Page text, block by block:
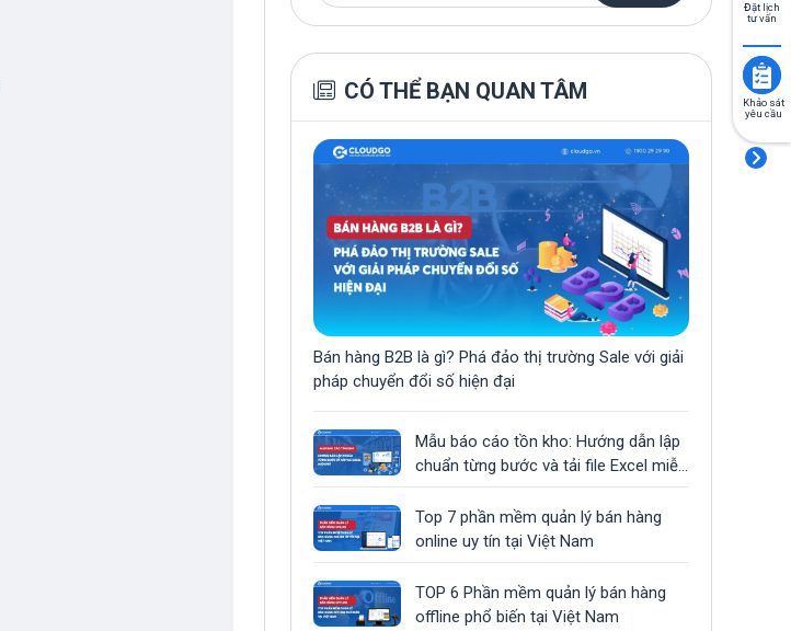
CÓ THỂ BẠN QUAN TÂM
Bán hàng B2B là gì? Phá đảo thị trường Sale với giải
pháp chuyển đổi số hiện đại
Mẫu báo cáo tồn kho: Hướng dẫn lập
chuẩn từng bước và tải file Excel miễn
Top 7 phần mềm quản lý bán hàng
online uy tín tại Việt Nam
TOP 6 Phần mềm quản lý bán hàng
offline phổ biến tại Việt Nam
Đặt lịch
tư vấn
Khảo sát
yêu cầu